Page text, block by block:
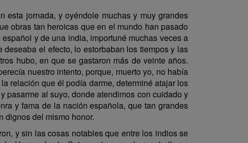
esta jornada, y oyéndole muchas y muy grandes
obras tan heroicas que en el mundo han pasado
y de una india, importuné muchas veces a
el efecto, lo estorbaban los tiempos y las
hubo, en que se gastaron más de veinte años.
nuestro intento, porque, muerto yo, no había
relación que él podía darme, determiné atajar los
pasarme al suyo, donde atendimos con cuidado y
y fama de la nación española, que tan grandes
dignos del mismo honor.
y sin las cosas notables que entre los indios se